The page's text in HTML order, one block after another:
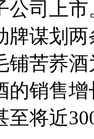
公司上
牌谋划
铺苦荞
的销售
至将近